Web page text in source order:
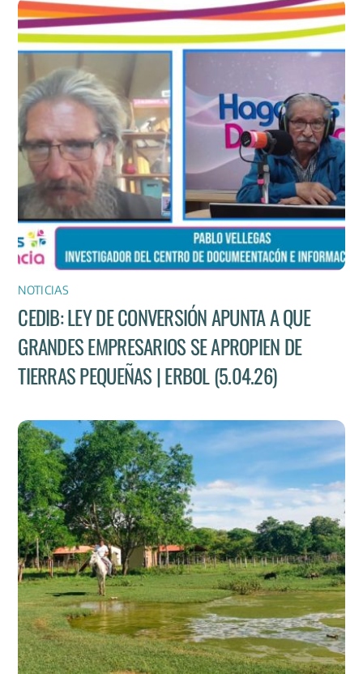
NOTICIAS
CEDIB: LEY DE CONVERSIÓN APUNTA A QUE
GRANDES EMPRESARIOS SE APROPIEN DE
TIERRAS PEQUEÑAS | ERBOL (5.04.26)